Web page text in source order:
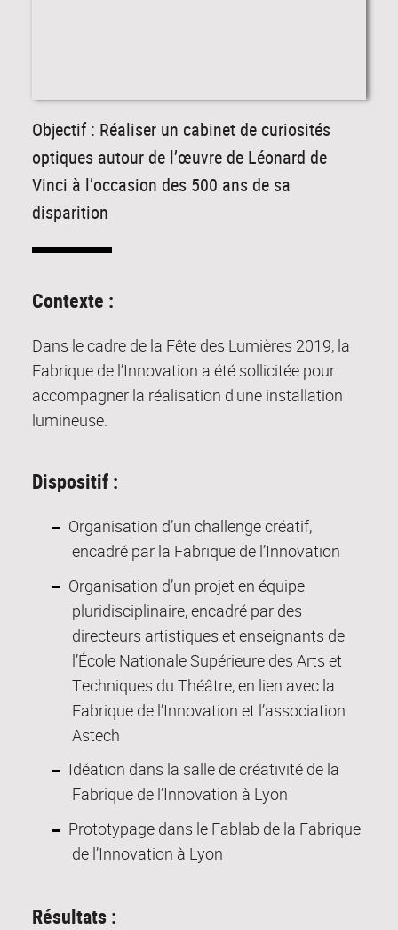
Objectif : Réaliser un cabinet de curiosités
optiques autour de l’œuvre de Léonard de
Vinci à l’occasion des 500 ans de sa
disparition
Contexte :
Dans le cadre de la Fête des Lumières 2019, la
Fabrique de l’Innovation a été sollicitée pour
accompagner la réalisation d'une installation
lumineuse.
Dispositif :
Organisation d’un challenge créatif,
encadré par la Fabrique de l’Innovation
Organisation d’un projet en équipe
pluridisciplinaire, encadré par des
directeurs artistiques et enseignants de
l’École Nationale Supérieure des Arts et
Techniques du Théâtre, en lien avec la
Fabrique de l’Innovation et l’association
Astech
Idéation dans la salle de créativité de la
Fabrique de l’Innovation à Lyon
Prototypage dans le Fablab de la Fabrique
de l’Innovation à Lyon
Résultats :